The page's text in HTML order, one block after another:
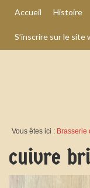
Accueil Histoire
S’inscrire sur le site
Vous êtes ici : Brasserie
cuivre